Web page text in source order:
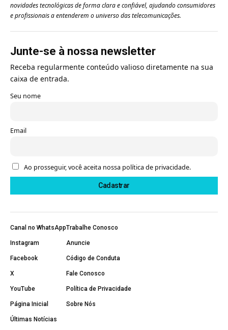
novidades tecnológicas de forma clara e confiável, ajudando consumidores
e profissionais a entenderem o universo das telecomunicações.
Junte-se à nossa newsletter
Receba regularmente conteúdo valioso diretamente na sua
caixa de entrada.
Seu nome
Email
Ao prosseguir, você aceita nossa política de privacidade.
Canal no WhatsApp
Instagram
Facebook
X
YouTube
Página Inicial
Últimas Notícias
Trabalhe Conosco
Anuncie
Código de Conduta
Fale Conosco
Política de Privacidade
Sobre Nós